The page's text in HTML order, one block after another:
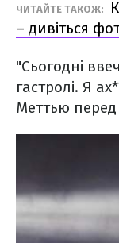
ЧИТАЙТЕ ТАКОЖ:
– дивіться
"Сьогодні
гастролі. Я
Меттью перед